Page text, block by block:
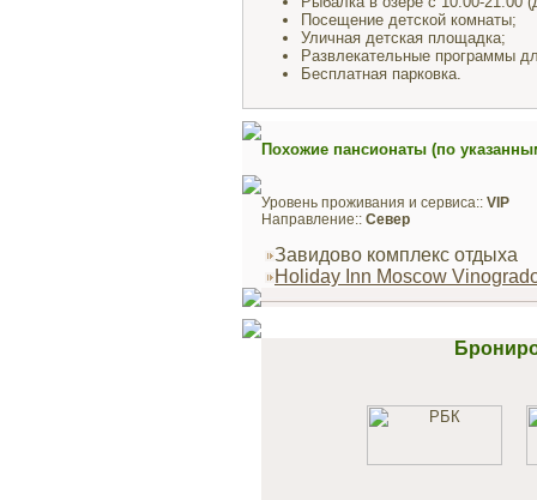
Посещение детской комнаты;
Уличная детская площадка;
Развлекательные программы
Бесплатная парковка.
Похожие пансионаты (по
Уровень проживания и сервиса:: VIP
Направление:: Север
Завидово комплекс отдыха
Holiday Inn Moscow